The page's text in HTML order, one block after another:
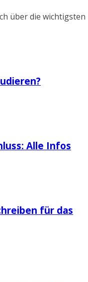
über die wichtigsten
Alle Infos
für das